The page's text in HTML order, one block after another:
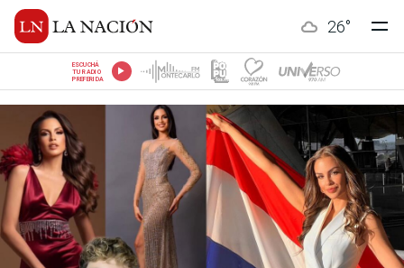
26°
ESCUCHÁ
TU RADIO
PREFERIDA